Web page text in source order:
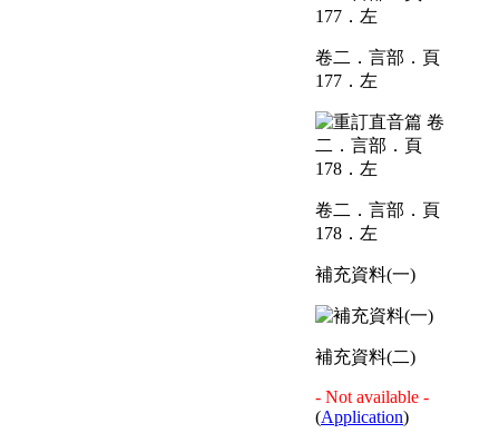
卷二．言部．頁
177．左
卷二．言部．頁
178．左
補充資料(一)
補充資料(二)
- Not available -
(Application)